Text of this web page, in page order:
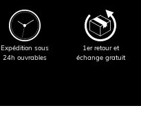
Expédition sous
24h ouvrables
1er retour et
échange gratuit